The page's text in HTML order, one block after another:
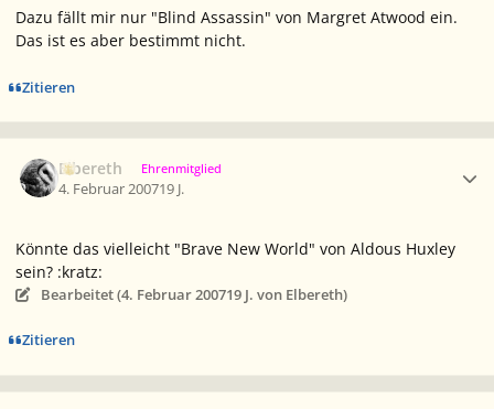
Dazu fällt mir nur "Blind Assassin" von Margret Atwood ein.
Das ist es aber bestimmt nicht.
Zitieren
Elbereth Ehrenmitglied
4. Februar 200719 J.
Könnte das vielleicht "Brave New World" von Aldous Huxley
sein? :kratz:
Bearbeitet (4. Februar 200719 J. von Elbereth)
Zitieren